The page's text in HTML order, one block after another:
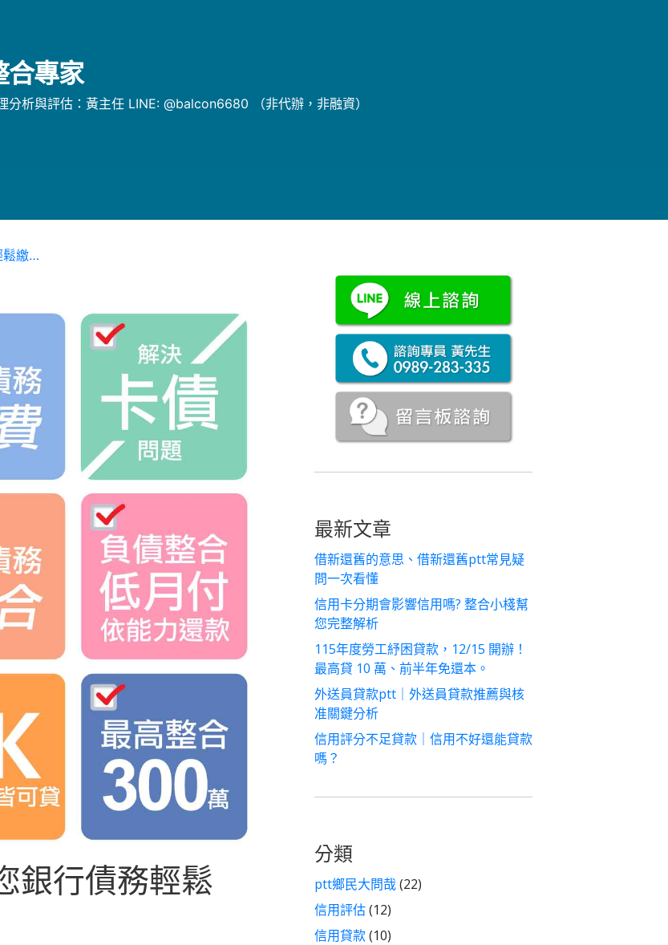
合專家
析與評估：黃主任 LINE: @balcon6680 （非代辦，非融資）
鬆繳…
銀行債務輕鬆
最新文章
借新還舊的意思、借新還舊ptt常見疑
問一次看懂
信用卡分期會影響信用嗎? 整合小棧幫
您完整解析
115年度勞工紓困貸款，12/15 開辦！
最高貸 10 萬、前半年免還本。
外送員貸款ptt｜外送員貸款推薦與核
准關鍵分析
信用評分不足貸款｜信用不好還能貸款
嗎？
分類
ptt鄉民大問哉(22)
信用評估(12)
信用貸款(10)